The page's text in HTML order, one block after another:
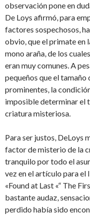
observación pone en
De Loys afirmó, para
factores sospechosos,
obvio, que el primate en
mono araña, de los
eran muy comunes. A
pequeños que el
prominentes, la
imposible determinar el
criatura misteriosa.
Para ser justos, DeLoys
factor de misterio de la
tranquilo por todo el
vez en el artículo para
«Found at Last «“ The
bastante audaz,
perdido había sido